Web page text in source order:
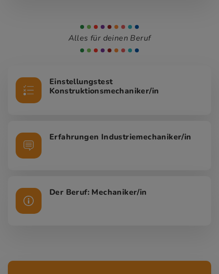
Alles für deinen Beruf
Einstellungstest
Konstruktionsmechaniker/in
Erfahrungen Industriemechaniker/in
Der Beruf: Mechaniker/in